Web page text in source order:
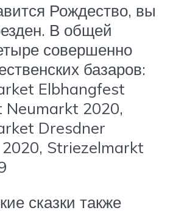
Рождество, вы
В общей
совершенно
базаров:
Elbhangfest
Neumarkt 2020,
Dresdner
Striezelmarkt
сказки также